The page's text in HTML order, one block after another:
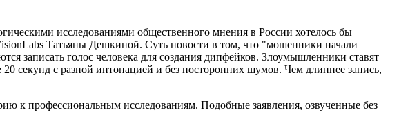
исследованиями общественного мнения в России хотелось бы
Татьяны Дешкиной. Суть новости в том, что "мошенники начали
записать голос человека для создания дипфейков. Злоумышленники ставят
секунд с разной интонацией и без посторонних шумов. Чем длиннее запись,
к профессиональным исследованиям. Подобные заявления, озвученные без